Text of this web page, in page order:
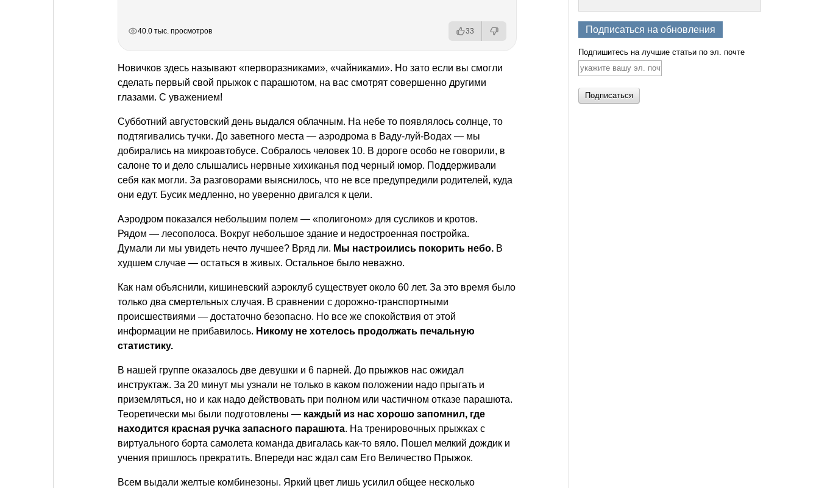
40.0 тыс. просмотров 33
Новичков здесь называют «перворазниками», «чайниками». Но зато если вы смогли
сделать первый свой прыжок с парашютом, на вас смотрят совершенно другими
глазами. С уважением!
Субботний августовский день выдался облачным. На небе то появлялось солнце, то
подтягивались тучки. До заветного места — аэродрома в Ваду-луй-Водах — мы
добирались на микроавтобусе. Собралось человек 10. В дороге особо не говорили, в
салоне то и дело слышались нервные хихиканья под черный юмор. Поддерживали
себя как могли. За разговорами выяснилось, что не все предупредили родителей, куда
они едут. Бусик медленно, но уверенно двигался к цели.
Аэродром показался небольшим полем — «полигоном» для сусликов и кротов.
Рядом — лесополоса. Вокруг небольшое здание и недостроенная постройка.
Думали ли мы увидеть нечто лучшее? Вряд ли. Мы настроились покорить небо. В
худшем случае — остаться в живых. Остальное было неважно.
Как нам объяснили, кишиневский аэроклуб существует около 60 лет. За это время было
только два смертельных случая. В сравнении с дорожно-транспортными
происшествиями — достаточно безопасно. Но все же спокойствия от этой
информации не прибавилось. Никому не хотелось продолжать печальную
статистику.
В нашей группе оказалось две девушки и 6 парней. До прыжков нас ожидал
инструктаж. За 20 минут мы узнали не только в каком положении надо прыгать и
приземляться, но и как надо действовать при полном или частичном отказе парашюта.
Теоретически мы были подготовлены — каждый из нас хорошо запомнил, где
находится красная ручка запасного парашюта. На тренировочных прыжках с
виртуального борта самолета команда двигалась как-то вяло. Пошел мелкий дождик и
учения пришлось прекратить. Впереди нас ждал сам Его Величество Прыжок.
Всем выдали желтые комбинезоны. Яркий цвет лишь усилил общее несколько
Подписаться на обновления
Подпишитесь на лучшие статьи по эл. почте